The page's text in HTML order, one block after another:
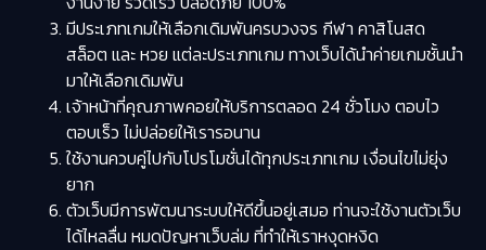
มีประเภทเกมให้เลือกเดิมพันครบวงจร กีฬา คาสิโนสด
สล็อต และ หวย แต่ละประเภทเกม ทางเว็บได้นำค่ายเกมชั้นนำ
มาให้เลือกเดิมพัน
เจ้าหน้าที่คุณภาพคอยให้บริการตลอด 24 ชั่วโมง ตอบไว
ตอบเร็ว ไม่ปล่อยให้เรารอนาน
ใช้งานควบคู่ไปกับโปรโมชั่นได้ทุกประเภทเกม เงื่อนไขไม่ยุ่ง
ยาก
ตัวเว็บมีการพัฒนาระบบให้ดีขึ้นอยู่เสมอ ท่านจะใช้งานตัวเว็บ
ได้ไหลลื่น หมดปัญหาเว็บล่ม ที่ทำให้เราหงุดหงิด